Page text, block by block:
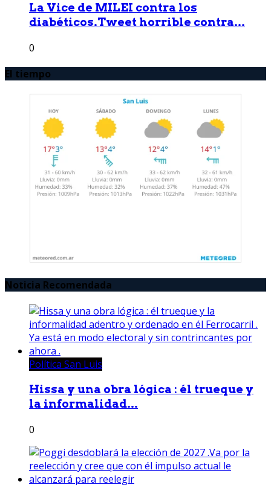
La Vice de MILEI contra los
diabéticos.Tweet horrible contra...
0
El tiempo
Noticia Recomendada
Política San Luis
Hissa y una obra lógica : él trueque y
la informalidad...
0